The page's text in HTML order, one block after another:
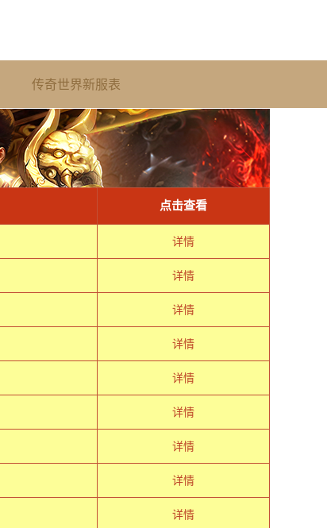
传奇世界新服表
点击查看
详情
详情
详情
详情
详情
详情
详情
详情
详情